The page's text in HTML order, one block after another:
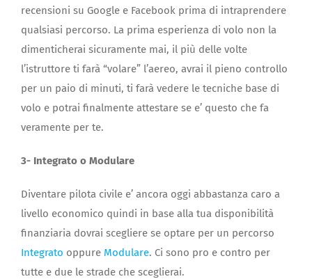
recensioni su Google e Facebook prima di intraprendere
qualsiasi percorso. La prima esperienza di volo non la
dimenticherai sicuramente mai, il più delle volte
l’istruttore ti farà “volare” l’aereo, avrai il pieno controllo
per un paio di minuti, ti farà vedere le tecniche base di
volo e potrai finalmente attestare se e’ questo che fa
veramente per te.
3- Integrato o Modulare
Diventare pilota civile e’ ancora oggi abbastanza caro a
livello economico quindi in base alla tua disponibilità
finanziaria dovrai scegliere se optare per un percorso
Integrato oppure Modulare. Ci sono pro e contro per
tutte e due le strade che sceglierai.